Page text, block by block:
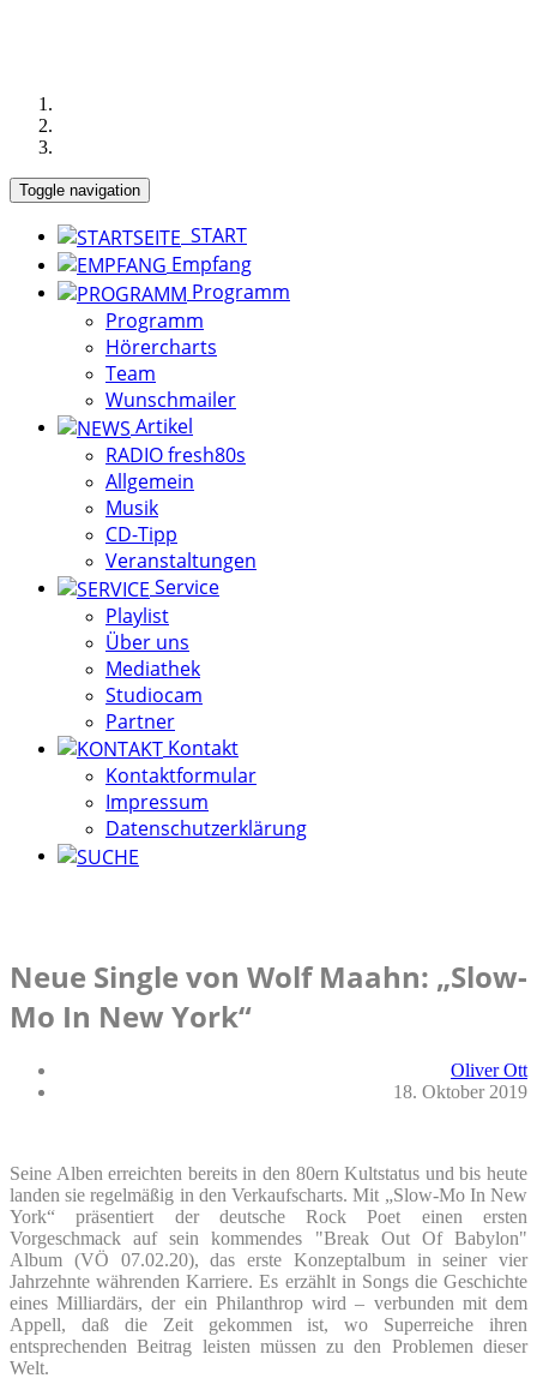
Toggle navigation
START
Empfang
Programm
Programm
Hörercharts
Team
Wunschmailer
Artikel
RADIO fresh80s
Allgemein
Musik
CD-Tipp
Veranstaltungen
Service
Playlist
Über uns
Mediathek
Studiocam
Partner
Kontakt
Kontaktformular
Impressum
Datenschutzerklärung
Neue Single von Wolf Maahn: „Slow-
Mo In New York“
Oliver Ott
18. Oktober 2019
Seine Alben erreichten bereits in den 80ern Kultstatus und bis heute
landen sie regelmäßig in den Verkaufscharts. Mit „Slow-Mo In New
York“ präsentiert der deutsche Rock Poet einen ersten
Vorgeschmack auf sein kommendes "Break Out Of Babylon"
Album (VÖ 07.02.20), das erste Konzeptalbum in seiner vier
Jahrzehnte währenden Karriere. Es erzählt in Songs die Geschichte
eines Milliardärs, der ein Philanthrop wird – verbunden mit dem
Appell, daß die Zeit gekommen ist, wo Superreiche ihren
entsprechenden Beitrag leisten müssen zu den Problemen dieser
Welt.